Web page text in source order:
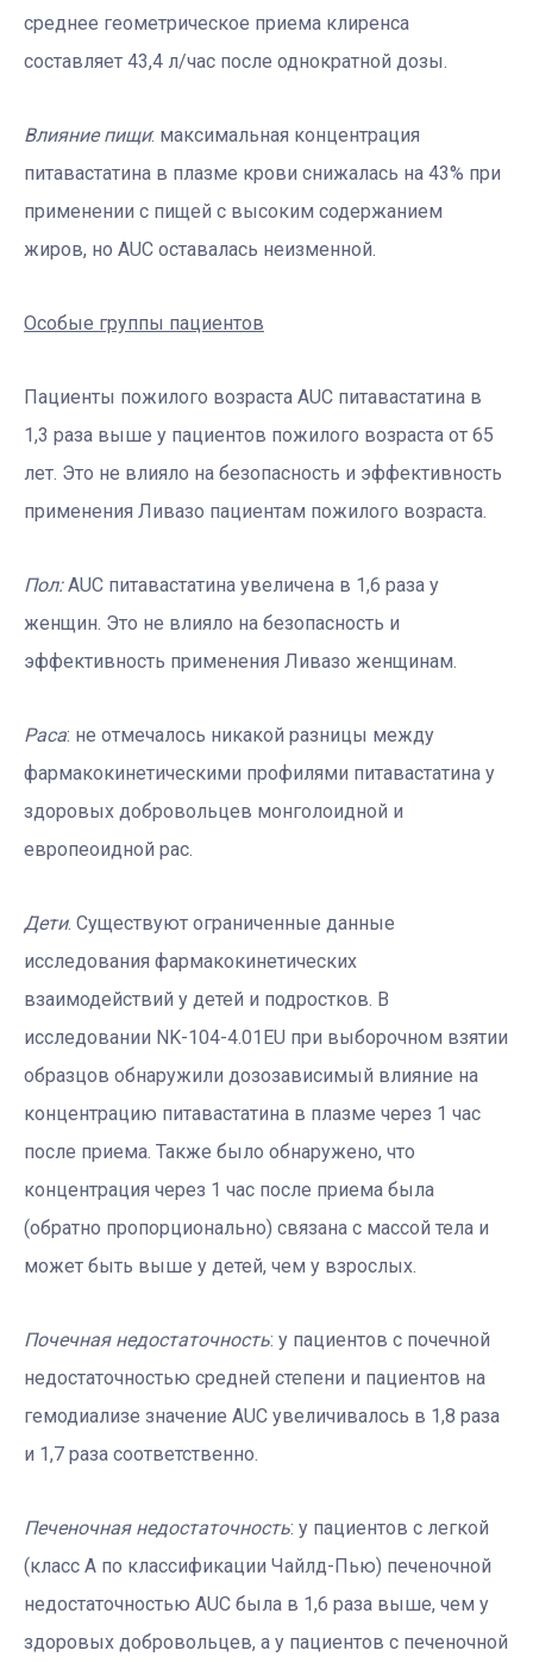
среднее геометрическое приема клиренса
составляет 43,4 л/час после однократной дозы.
Влияние пищи: максимальная концентрация
питавастатина в плазме крови снижалась на 43% при
применении с пищей с высоким содержанием
жиров, но AUC оставалась неизменной.
Особые группы пациентов
Пациенты пожилого возраста AUC питавастатина в
1,3 раза выше у пациентов пожилого возраста от 65
лет. Это не влияло на безопасность и эффективность
применения Ливазо пациентам пожилого возраста.
Пол:AUC питавастатина увеличена в 1,6 раза у
женщин. Это не влияло на безопасность и
эффективность применения Ливазо женщинам.
Раса: не отмечалось никакой разницы между
фармакокинетическими профилями питавастатина у
здоровых добровольцев монголоидной и
европеоидной рас.
Дети. Существуют ограниченные данные
исследования фармакокинетических
взаимодействий у детей и подростков. В
исследовании NK-104-4.01EU при выборочном взятии
образцов обнаружили дозозависимый влияние на
концентрацию питавастатина в плазме через 1 час
после приема. Также было обнаружено, что
концентрация через 1 час после приема была
(обратно пропорционально) связана с массой тела и
может быть выше у детей, чем у взрослых.
Почечная недостаточность: у пациентов с почечной
недостаточностью средней степени и пациентов на
гемодиализе значение AUC увеличивалось в 1,8 раза
и 1,7 раза соответственно.
Печеночная недостаточность: у пациентов с легкой
(класс А по классификации Чайлд-Пью) печеночной
недостаточностью AUC была в 1,6 раза выше, чем у
здоровых добровольцев, а у пациентов с печеночной